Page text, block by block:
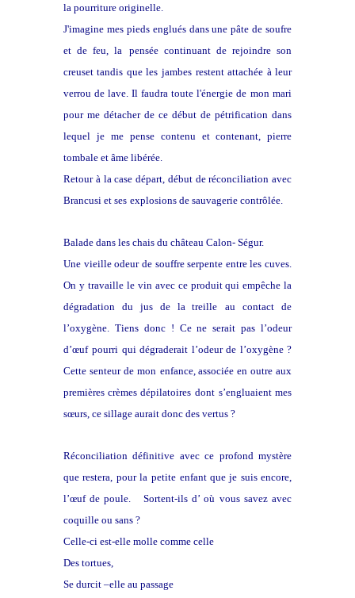
la pourriture originelle.
J'imagine mes pieds englués dans une pâte de soufre
et de feu, la
pensée continuant de rejoindre son
creuset tandis que les jambes restent attachée à leur
verrou de lave. Il faudra toute l'énergie de mon mari
pour me détacher de ce début de pétrification dans
lequel je me pense contenu et contenant, pierre
tombale et âme libérée.
Retour à la case départ, début de réconciliation avec
Brancusi et ses explosions de sauvagerie contrôlée.
Balade dans les chais du château Calon- Ségur.
Une vieille odeur de souffre serpente entre les cuves.
On y travaille le vin avec ce produit qui empêche la
dégradation du jus de la treille
au contact de
l’oxygène. Tiens donc ! Ce ne serait pas l’odeur
d’œuf pourri qui dégraderait l’odeur de l’oxygène ?
Cette senteur de mon enfance, associée en outre aux
premières crèmes dépilatoires dont s’engluaient mes
sœurs, ce sillage aurait donc des vertus ?
Réconciliation définitive avec ce profond mystère
que restera, pour la petite enfant que je suis encore,
l’œuf de poule. Sortent-ils d’ où vous savez avec
coquille ou sans ?
Celle-ci est-elle molle comme celle
Des tortues,
Se durcit –elle au passage